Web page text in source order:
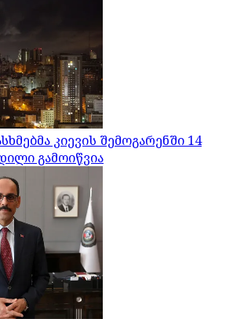
კიევის შემოგარენში 14
გამოიწვია